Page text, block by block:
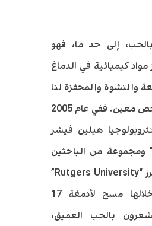
إلى حد ما، فهو
كيميائية في الدماغ
والنشوة والمحفزة لنا
ففي عام 2005
هيلين فيشر
“Helen Fisher” ومجموعة من الباحثين
من جامعة روتجرز “Rutgers University”
بدراسة قاموا خلالها مسح لأدمغة 17
بالحب العميق،